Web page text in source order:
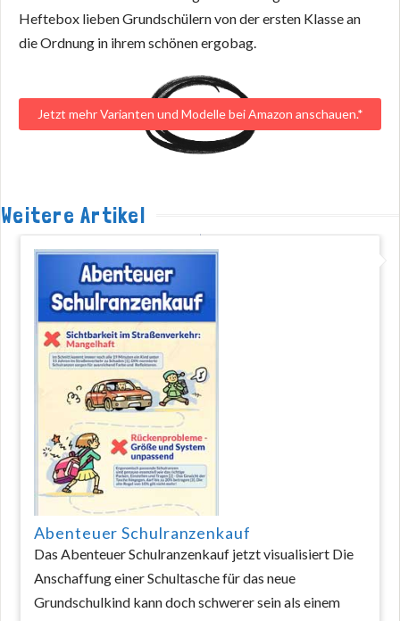
Heftebox lieben Grundschülern von der ersten Klasse an
die Ordnung in ihrem schönen ergobag.
Jetzt mehr Varianten und Modelle bei Amazon anschauen.*
Weitere Artikel
Abenteuer Schulranzenkauf
Das Abenteuer Schulranzenkauf jetzt visualisiert Die
Anschaffung einer Schultasche für das neue
Grundschulkind kann doch schwerer sein als einem